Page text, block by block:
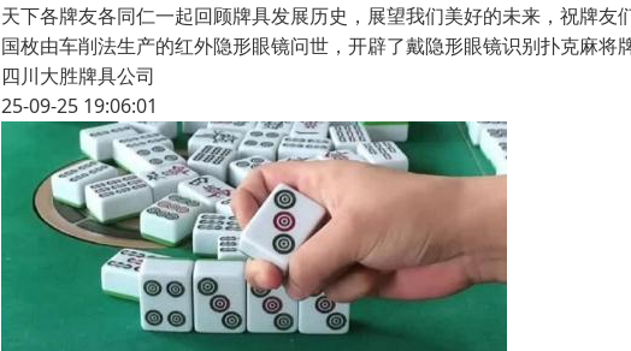
天下各牌友各同仁一起回顾牌具发展历史，展望我们美好的未来，祝牌
国枚由车削法生产的红外隐形眼镜问世，开辟了戴隐形眼镜识别扑克麻
四川大胜牌具公司
25-09-25 19:06:01